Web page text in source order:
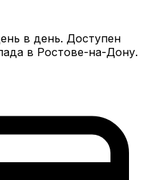
в день. Доступен
в Ростове-на-Дону.